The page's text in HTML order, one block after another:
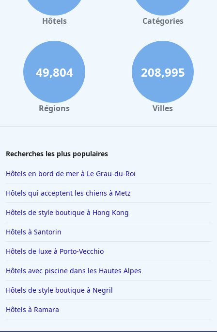
Hôtels Catégories
49,804
Régions
208,995
Villes
Recherches les plus populaires
Hôtels en bord de mer à Le Grau-du-Roi
Hôtels qui acceptent les chiens à Metz
Hôtels de style boutique à Hong Kong
Hôtels à Santorin
Hôtels de luxe à Porto-Vecchio
Hôtels avec piscine dans les Hautes Alpes
Hôtels de style boutique à Negril
Hôtels à Ramara